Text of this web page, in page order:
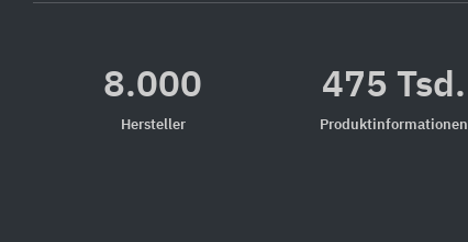
8.000
Hersteller
475 Tsd.
Produktinformationen